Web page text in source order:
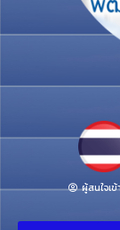
ผู้สนใจเ